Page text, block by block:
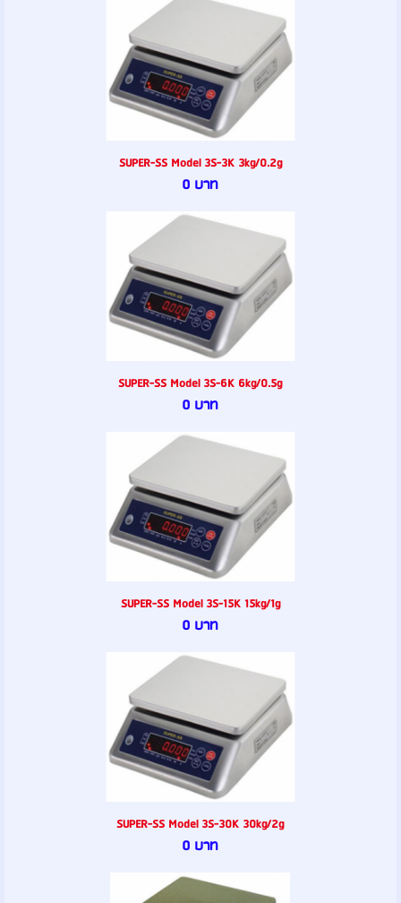
SUPER-SS Model 3S-3K 3kg/0.2g
0 บาท
SUPER-SS Model 3S-6K 6kg/0.5g
0 บาท
SUPER-SS Model 3S-15K 15kg/1g
0 บาท
SUPER-SS Model 3S-30K 30kg/2g
0 บาท